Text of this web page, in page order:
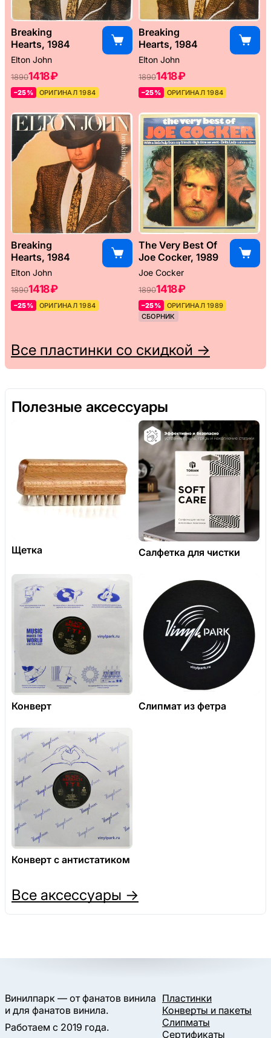
Breaking
Hearts, 1984
Elton John
18901418 ₽
–25% ОРИГИНАЛ 1984
Breaking
Hearts, 1984
Elton John
18901418 ₽
–25% ОРИГИНАЛ 1984
Breaking
Hearts, 1984
Elton John
18901418 ₽
–25% ОРИГИНАЛ 1984
The Very Best Of
Joe Cocker, 1989
Joe Cocker
18901418 ₽
–25%
ОРИГИНАЛ 1989
СБОРНИК
Все пластинки со скидкой →
Полезные аксессуары
Щетка Салфетка для чистки
Конверт Слипмат из фетра
Конверт с антистатиком
Все аксессуары →
Винилпарк — от фанатов винила
и для фанатов винила.
Работаем с 2019 года.
Пластинки
Конверты и пакеты
Слипматы
Сертификаты